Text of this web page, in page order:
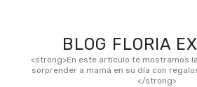
BLOG FLORIA
<strong>En este artículo te mostramos
sorprender a mamá en su día con
</strong>
BLOG FLORIA
<strong>En este artículo te mostramos las
mamá en su día con regalos únicos y